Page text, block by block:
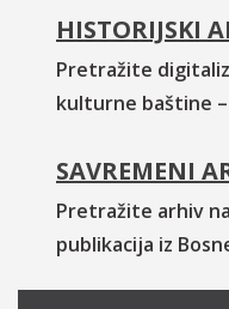
HISTORIJSKI
Pretražite
kulturne baštine
SAVREMENI
Pretražite arhiv
publikacija iz